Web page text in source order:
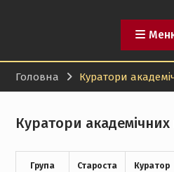
Головна Куратори
Куратори академічних
Група Староста Куратор